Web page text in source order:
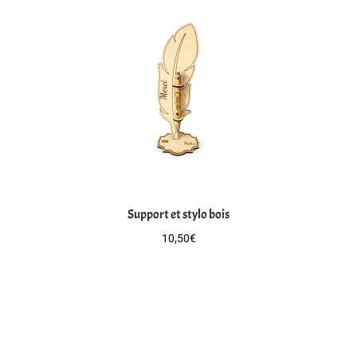
Support et stylo bois
10,50€